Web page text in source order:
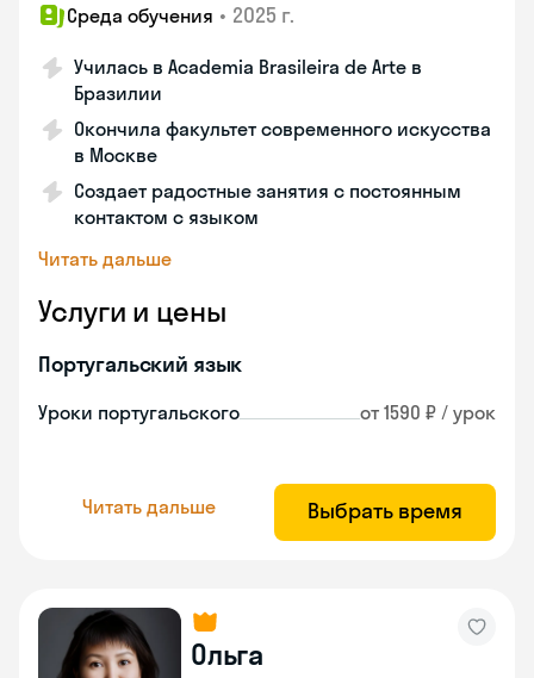
Среда обучения • 2025 г.
Училась в Academia Brasileira de Arte в
Бразилии
Окончила факультет современного искусства
в Москве
Создает радостные занятия с постоянным
контактом с языком
Читать дальше
Услуги и цены
Португальский язык
Уроки португальского от 1590 ₽ / урок
Читать дальше Выбрать время
Ольга